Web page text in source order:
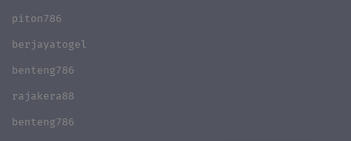
piton786
berjayatogel
benteng786
rajakera88
benteng786